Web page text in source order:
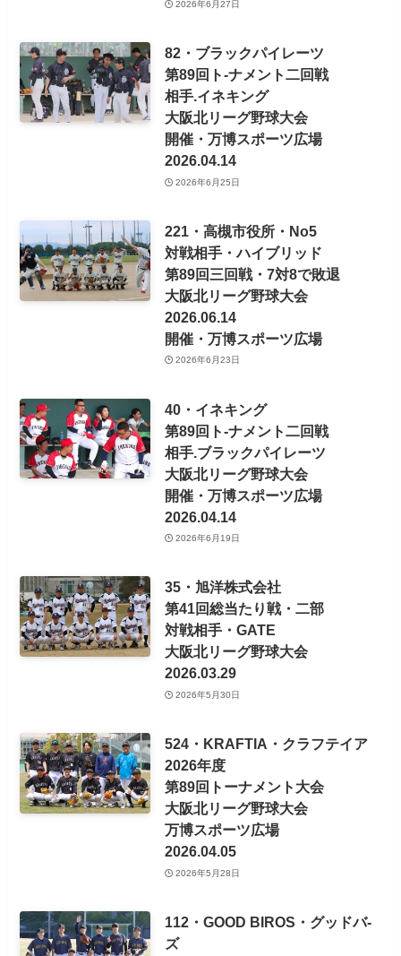
2026年6月27日
82・ブラックパイレーツ
第89回ト-ナメント二回戦
相手.イネキング
大阪北リーグ野球大会
開催・万博スポーツ広場
2026.04.14
2026年6月25日
221・高槻市役所・No5
対戦相手・ハイブリッド
第89回三回戦・7対8で敗退
大阪北リーグ野球大会
2026.06.14
開催・万博スポーツ広場
2026年6月23日
40・イネキング
第89回ト-ナメント二回戦
相手.ブラックパイレーツ
大阪北リーグ野球大会
開催・万博スポーツ広場
2026.04.14
2026年6月19日
35・旭洋株式会社
第41回総当たり戦・二部
対戦相手・GATE
大阪北リーグ野球大会
2026.03.29
2026年5月30日
524・KRAFTIA・クラフテイア
2026年度
第89回トーナメント大会
大阪北リーグ野球大会
万博スポーツ広場
2026.04.05
2026年5月28日
112・GOOD BIROS・グッドバ-
ズ